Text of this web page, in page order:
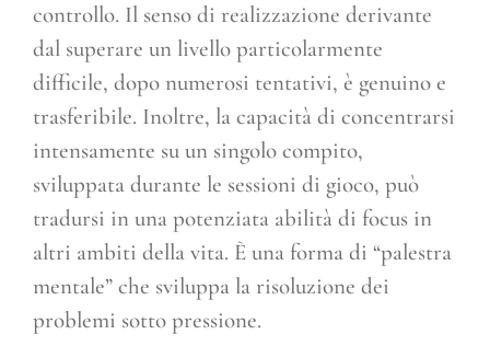
controllo. Il senso di realizzazione derivante
dal superare un livello particolarmente
difficile, dopo numerosi tentativi, è genuino e
trasferibile. Inoltre, la capacità di concentrarsi
intensamente su un singolo compito,
sviluppata durante le sessioni di gioco, può
tradursi in una potenziata abilità di focus in
altri ambiti della vita. È una forma di “palestra
mentale” che sviluppa la risoluzione dei
problemi sotto pressione.